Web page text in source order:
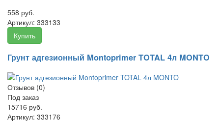
558 руб.
Артикул: 333133
Купить
Грунт адгезионный Montoprimer TOTAL 4л MONTO
Отзывов (0)
Под заказ
15716 руб.
Артикул: 333176